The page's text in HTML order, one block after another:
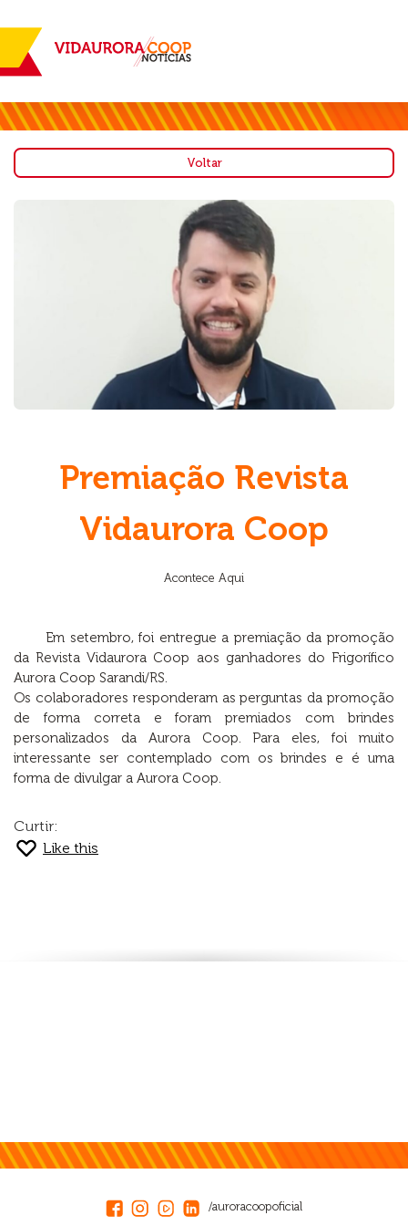
Voltar
Premiação Revista
Vidaurora Coop
Acontece Aqui
Em setembro, foi entregue a premiação da promoção
da Revista Vidaurora Coop aos ganhadores do Frigorífico
Aurora Coop Sarandi/RS.
Os colaboradores responderam as perguntas da promoção
de forma correta e foram premiados com brindes
personalizados da Aurora Coop. Para eles, foi muito
interessante ser contemplado com os brindes e é uma
forma de divulgar a Aurora Coop.
Curtir:
Like this
/auroracoopoficial